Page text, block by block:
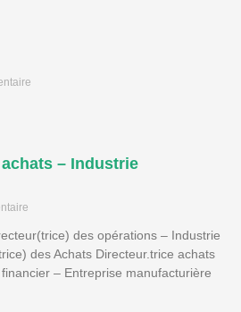
– Industrie
des opérations – Industrie
des Achats Directeur.trice achats
– Entreprise manufacturière